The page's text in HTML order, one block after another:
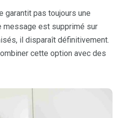
garantit pas toujours une
message est supprimé sur
il disparaît définitivement.
cette option avec des